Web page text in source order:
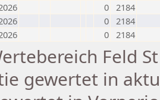
0 2184
0 2184
0 2184
Feld
gewertet in